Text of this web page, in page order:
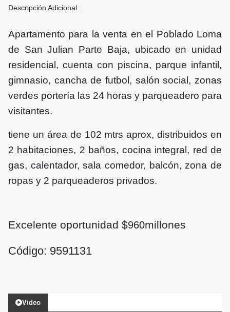
Descripción Adicional :
Apartamento para la venta en el Poblado Loma
de San Julian Parte Baja, ubicado en unidad
residencial, cuenta con piscina, parque infantil,
gimnasio, cancha de futbol, salón social, zonas
verdes portería las 24 horas y parqueadero para
visitantes.
tiene un área de 102 mtrs aprox, distribuidos en
2 habitaciones, 2 baños, cocina integral, red de
gas, calentador, sala comedor, balcón, zona de
ropas y 2 parqueaderos privados.
Excelente oportunidad $960millones
Código: 9591131
Video